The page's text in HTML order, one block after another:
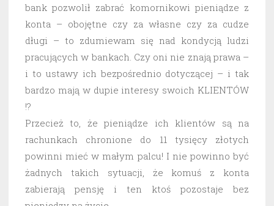
bank pozwolił zabrać komornikowi pieniądze z
konta – obojętne czy za własne czy za cudze
długi – to zdumiewam się nad kondycją ludzi
pracujących w bankach. Czy oni nie znają prawa –
i to ustawy ich bezpośrednio dotyczącej – i tak
bardzo mają w dupie interesy swoich KLIENTÓW
!?
Przecież to, że pieniądze ich klientów są na
rachunkach chronione do 11 tysięcy złotych
powinni mieć w małym palcu! I nie powinno być
żadnych takich sytuacji, że komuś z konta
zabierają pensję i ten ktoś pozostaje bez